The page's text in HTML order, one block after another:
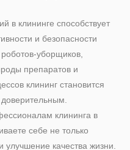
в клининге способствует
и безопасности
уборщиков,
препаратов и
клининг становится
клининга в
себе не только
качества жизни.